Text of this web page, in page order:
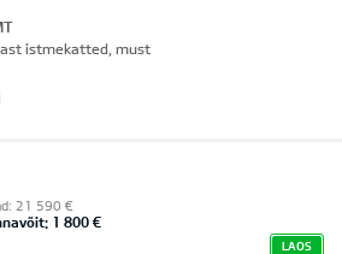
istmekatted, must
21 590 €
1 800 €
LAOS